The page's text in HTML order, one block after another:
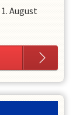
1. August